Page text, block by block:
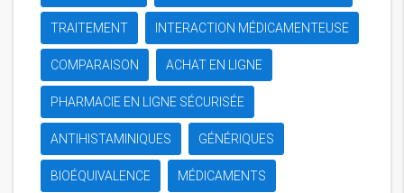
TRAITEMENT INTERACTION MÉDICAMENTEUSE
COMPARAISON ACHAT EN LIGNE
PHARMACIE EN LIGNE SÉCURISÉE
ANTIHISTAMINIQUES GÉNÉRIQUES
BIOÉQUIVALENCE MÉDICAMENTS